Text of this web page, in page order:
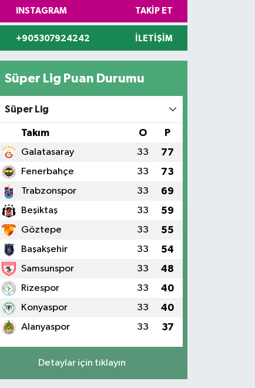
INSTAGRAM TAKIP ET
+905307924242 İLETIŞIM
Süper Lig Puan Durumu
Süper Lig
Takım O P
Galatasaray 33 77
Fenerbahçe 33 73
Trabzonspor 33 69
Beşiktaş 33 59
Göztepe 33 55
Başakşehir 33 54
Samsunspor 33 48
Rizespor 33 40
Konyaspor 33 40
Alanyaspor 33 37
Detaylar için tıklayın